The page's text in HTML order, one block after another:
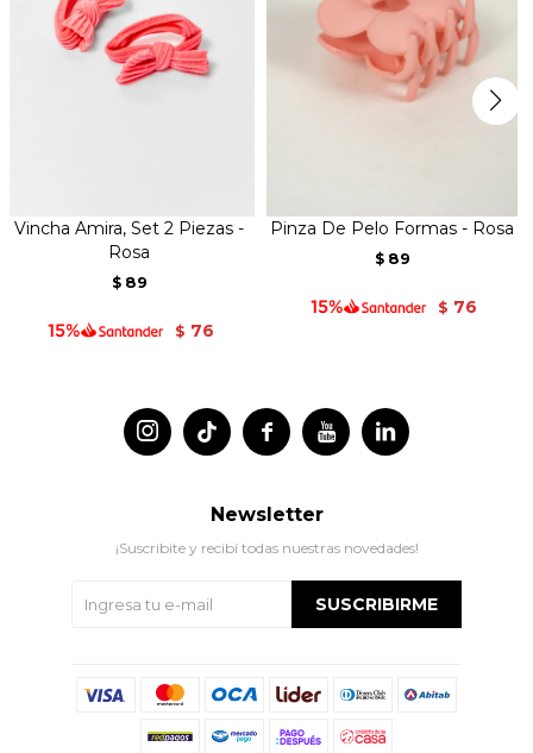
Vincha Amira, Set 2 Piezas -
Rosa
$ 89
$ 76
Pinza De Pelo Formas - Rosa
$ 89
$ 76
 
 
Newsletter
¡Suscribite y recibí todas nuestras novedades!
SUSCRIBIRME